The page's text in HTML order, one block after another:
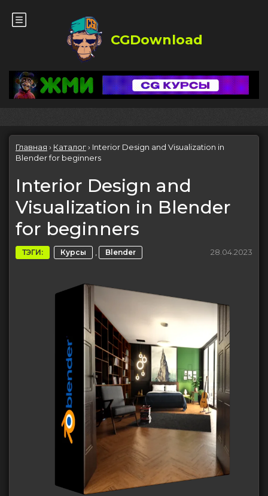
CGDownload
Главная › Каталог› Interior Design and Visualization in
Blender for beginners
Interior Design and
Visualization in Blender
for beginners
ТЭГИ: Курсы , Blender 28.04.2023